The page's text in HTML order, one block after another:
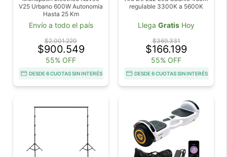
V25 Urbano 600W Autonomía
Hasta 25 Km
Envío a todo el país
$2.001.220
$900.549
55% OFF
DESDE 6 CUOTAS SIN INTERÉS
regulable 3300K a 5600K
Llega Gratis Hoy
$369.331
$166.199
55% OFF
DESDE 6 CUOTAS SIN INTERÉS